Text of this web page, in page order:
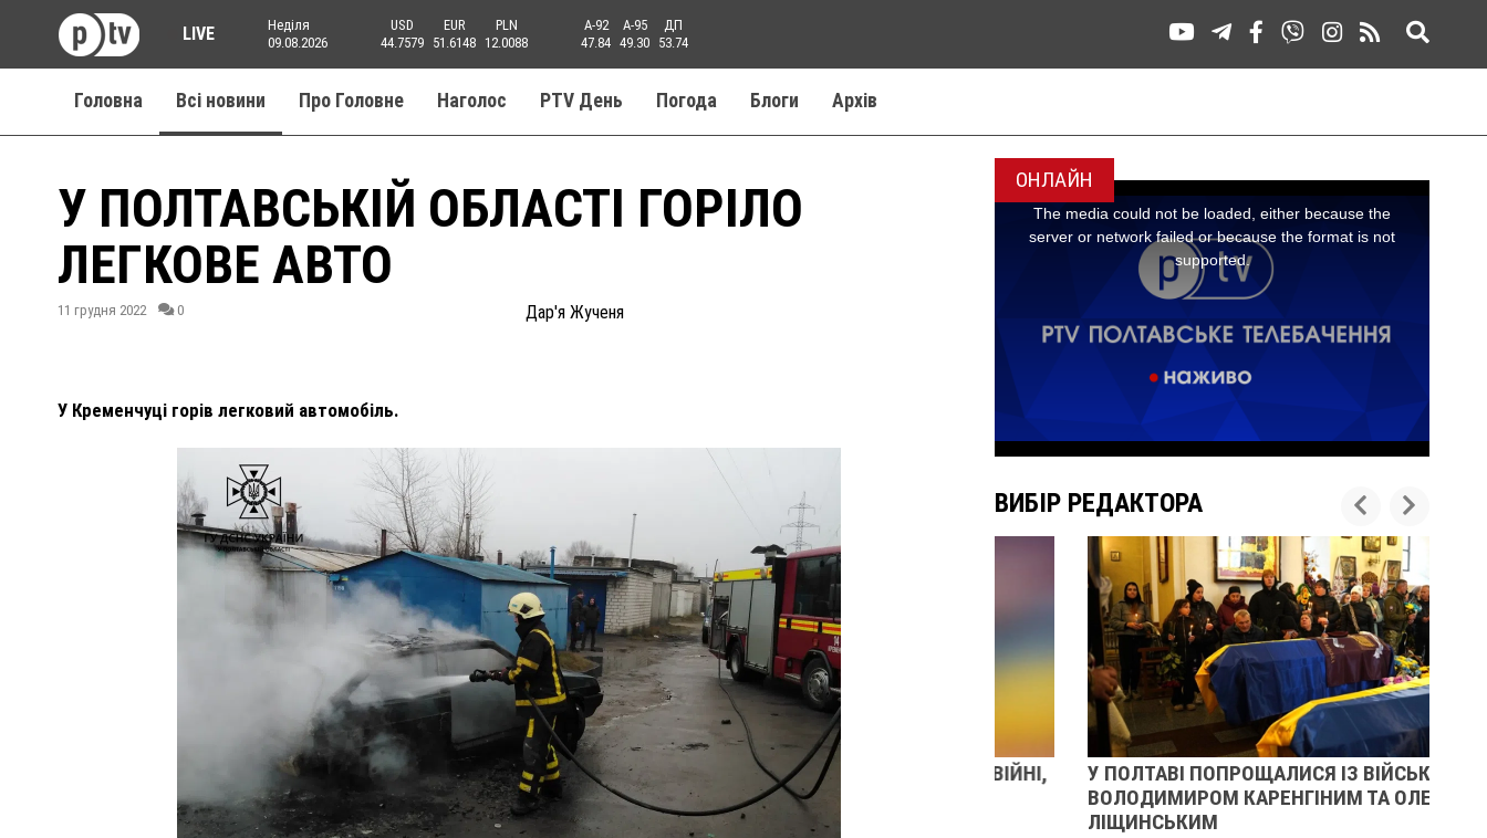
LIVE
Неділя
09.08.2026
USD
44.7579
EUR
51.6148
PLN
12.0088
A-92
47.84
A-95
49.30
ДП
53.74
Головна Всі новини Про Головне Наголос PTV День Погода Блоги Aрхів
У ПОЛТАВСЬКІЙ ОБЛАСТІ ГОРІЛО
ЛЕГКОВЕ АВТО
11 грудня 2022 0 Дар'я Жученя
У Кременчуці горів легковий автомобіль.
ОНЛАЙН
ВИБІР РЕДАКТОРА
ПОЛІЦІЯ ПОЛТАВЩИНИ РОЗШУКУЄ 62-РІЧНУ
ЛЮДМИЛУ ТИМЧЕНКО
0
ВНАСЛІДОК ПОРАНЕНЬ, ОТРИМАНИХ НА ВІЙНІ,
ПОМЕР ВОЇН ЮРІЙ ВОЙТИК
25 листопада 2025
У ПОЛТАВІ ПОПРОЩАЛИСЯ ІЗ ВІЙСЬКОВИМИ
ВОЛОДИМИРОМ КАРЕНГІНИМ ТА ОЛЕГОМ
ЛІЩИНСЬКИМ